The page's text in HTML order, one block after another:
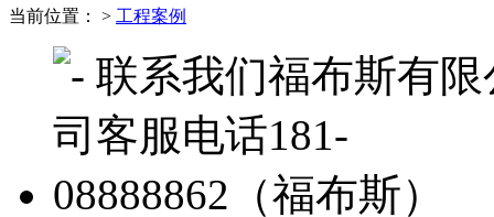
当前位置： > 工程案例